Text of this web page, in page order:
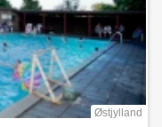
Østjylland